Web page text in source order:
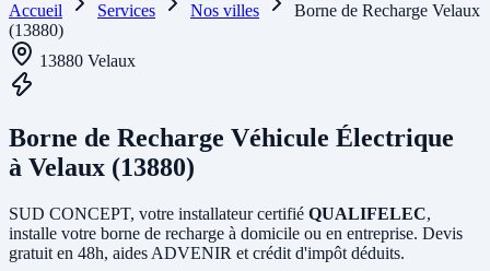
Accueil
Services Nos villes
Borne de Recharge Velaux
(13880)
13880 Velaux
Borne de Recharge Véhicule Électrique
à Velaux (13880)
SUD CONCEPT, votre installateur certifié QUALIFELEC,
installe votre borne de recharge à domicile ou en entreprise. Devis
gratuit en 48h, aides ADVENIR et crédit d'impôt déduits.